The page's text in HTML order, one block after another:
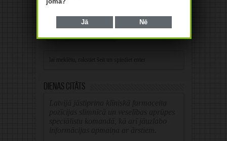
browser for the next time I comment.
Dienas citāts
Jā Nē